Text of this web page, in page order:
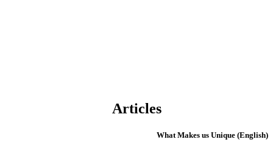
Articles
(English) What Makes us Unique